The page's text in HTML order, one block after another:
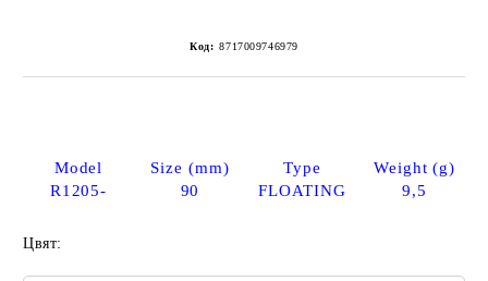
Код: 8717009746979
Model Size (mm) Type
Weight (g)
R1205-
90 FLOATING 9,5
Цвят: